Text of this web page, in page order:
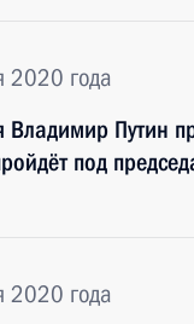
2020 года
Владимир Путин
под
2020 года